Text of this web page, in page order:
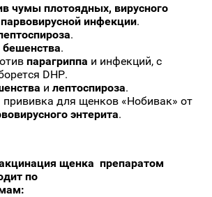
чумы плотоядных, вирусного
инфекции.
.
бешенства.
парагриппа и инфекций, с
DHP.
и лептоспироза.
прививка для щенков «Нобивак» от
энтерита.
щенка препаратом
по